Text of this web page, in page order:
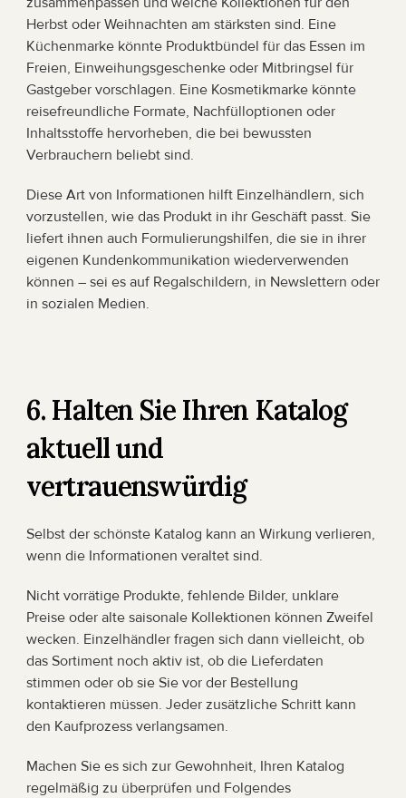
Herbst oder Weihnachten am stärksten sind. Eine
Küchenmarke könnte Produktbündel für das Essen im
Freien, Einweihungsgeschenke oder Mitbringsel für
Gastgeber vorschlagen. Eine Kosmetikmarke könnte
reisefreundliche Formate, Nachfülloptionen oder
Inhaltsstoffe hervorheben, die bei bewussten
Verbrauchern beliebt sind.
Diese Art von Informationen hilft Einzelhändlern, sich
vorzustellen, wie das Produkt in ihr Geschäft passt. Sie
liefert ihnen auch Formulierungshilfen, die sie in ihrer
eigenen Kundenkommunikation wiederverwenden
können – sei es auf Regalschildern, in Newslettern oder
in sozialen Medien.
6. Halten Sie Ihren Katalog
aktuell und
vertrauenswürdig
Selbst der schönste Katalog kann an Wirkung verlieren,
wenn die Informationen veraltet sind.
Nicht vorrätige Produkte, fehlende Bilder, unklare
Preise oder alte saisonale Kollektionen können Zweifel
wecken. Einzelhändler fragen sich dann vielleicht, ob
das Sortiment noch aktiv ist, ob die Lieferdaten
stimmen oder ob sie Sie vor der Bestellung
kontaktieren müssen. Jeder zusätzliche Schritt kann
den Kaufprozess verlangsamen.
Machen Sie es sich zur Gewohnheit, Ihren Katalog
regelmäßig zu überprüfen und Folgendes